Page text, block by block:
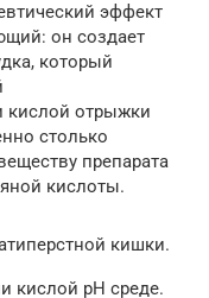
эффект
он создает
который
кислой отрыжки
столько
препарата
кислоты.
кишки.
кислой pH среде.